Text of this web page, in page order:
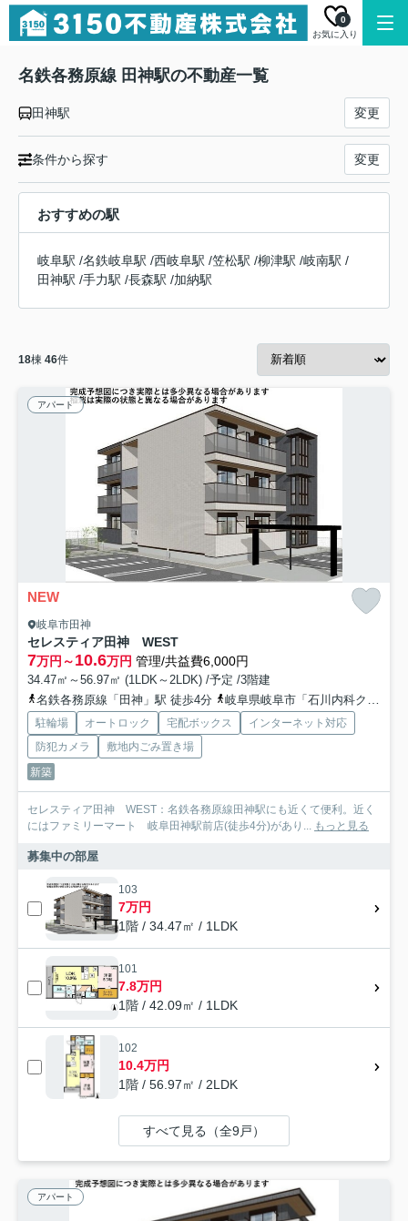
お気に入り
0
名鉄各務原線 田神駅の不動産一覧
田神駅 変更
条件から探す 変更
おすすめの駅
岐阜駅 /名鉄岐阜駅 /西岐阜駅 /笠松駅 /柳津駅 /岐南駅 /
田神駅 /手力駅 /長森駅 /加納駅
18棟 46件
アパート
NEW
岐阜市田神
セレスティア田神 WEST
7万円～10.6万円 管理/共益費6,000円
34.47㎡～56.97㎡ (1LDK～2LDK) /予定 /3階建
名鉄各務原線「田神」駅 徒歩4分
岐阜県岐阜市「石川内科クリニック前」バス停下車 徒歩1分
駐輪場 オートロック 宅配ボックス
インターネット対応
防犯カメラ
敷地内ごみ置き場
新築
セレスティア田神 WEST：名鉄各務原線田神駅にも近くて便利。近く
にはファミリーマート 岐阜田神駅前店(徒歩4分)があり... もっと見る
募集中の部屋
103
7万円
1階 / 34.47㎡ / 1LDK
101
7.8万円
1階 / 42.09㎡ / 1LDK
102
10.4万円
1階 / 56.97㎡ / 2LDK
すべて見る（全9戸）
アパート